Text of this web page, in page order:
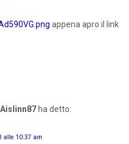
appena apro il link
Aislinn87 ha detto:
alle 10:37 am